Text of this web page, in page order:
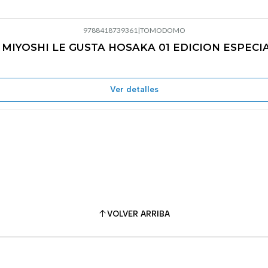
9788418739361|TOMODOMO
LE GUSTA HOSAKA 01 EDICION
Ver detalles
VOLVER ARRIBA